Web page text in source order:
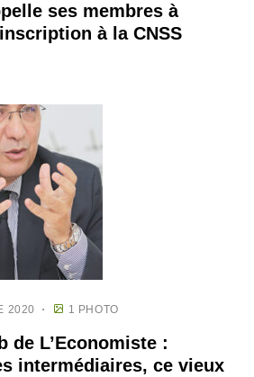
ses membres à
à la CNSS
2020 1 PHOTO
de L’Economiste :
intermédiaires, ce vieux